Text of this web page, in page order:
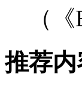
（
推荐内